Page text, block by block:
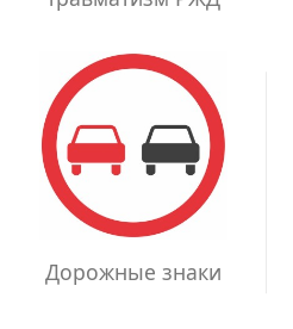
Дорожные знаки